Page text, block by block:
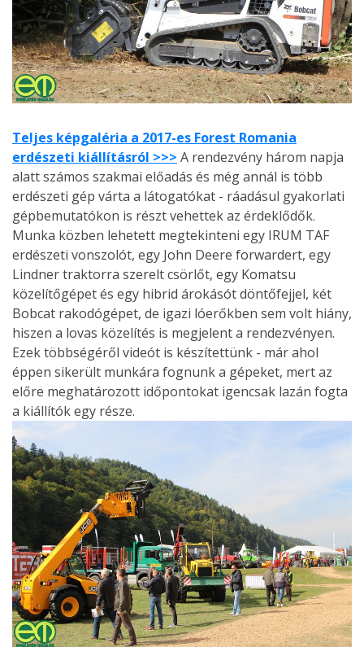
Teljes képgaléria a 2017-es Forest Romania
erdészeti kiállításról >>> A rendezvény három napja
alatt számos szakmai előadás és még annál is több
erdészeti gép várta a látogatókat - ráadásul gyakorlati
gépbemutatókon is részt vehettek az érdeklődők.
Munka közben lehetett megtekinteni egy IRUM TAF
erdészeti vonszolót, egy John Deere forwardert, egy
Lindner traktorra szerelt csörlőt, egy Komatsu
közelítőgépet és egy hibrid árokásót döntőfejjel, két
Bobcat rakodógépet, de igazi lóerőkben sem volt hiány,
hiszen a lovas közelítés is megjelent a rendezvényen.
Ezek többségéről videót is készítettünk - már ahol
éppen sikerült munkára fognunk a gépeket, mert az
előre meghatározott időpontokat igencsak lazán fogta
a kiállítók egy része.